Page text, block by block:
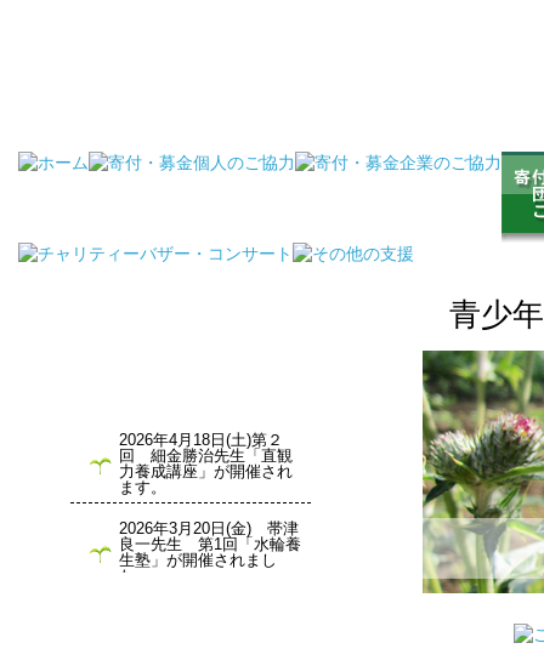
青少
2026年4月18日(土)第２
回 細金勝治先生「直観
力養成講座」が開催され
ます。
2026年3月20日(金) 帯津
良一先生 第1回「水輪養
生塾」が開催されまし
た。